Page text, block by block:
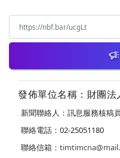
發佈單位名稱：財團
新聞聯絡人：訊息服務核稿員
聯絡電話：02-25051180
聯絡信箱：